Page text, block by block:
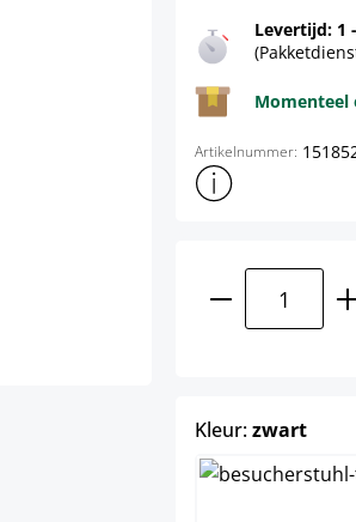
Levertijd: 1
Momenteel
Artikelnummer:
Toon meer
Kleur:zwartselect